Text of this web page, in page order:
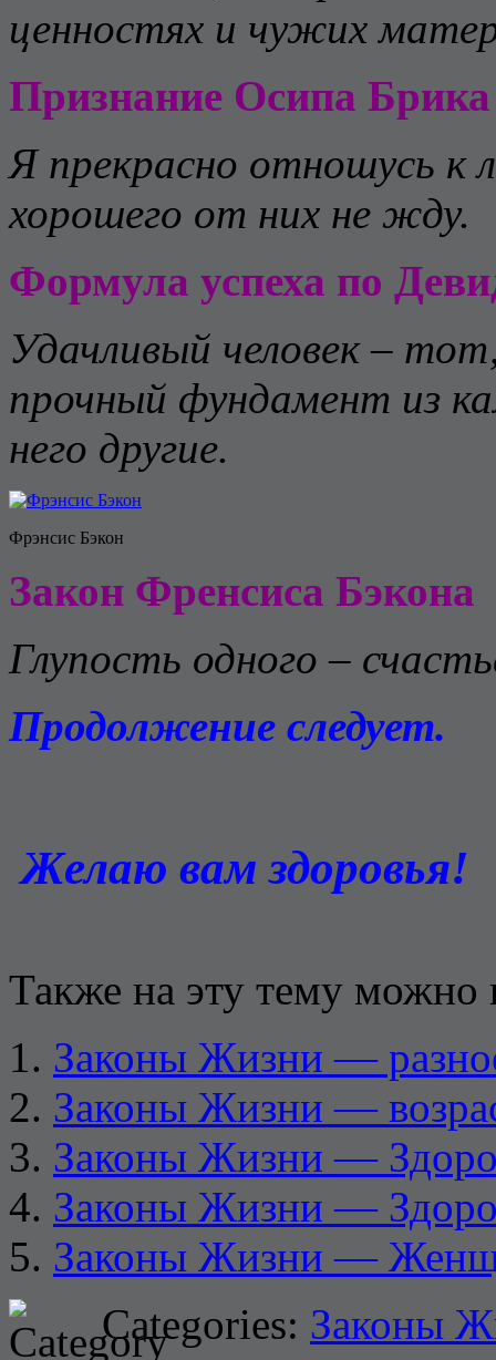
ценностях и чужих
Признание Осипа Брика
Я прекрасно отношусь к
хорошего от них не жду.
Формула успеха по
Удачливый человек –
прочный фундамент из
него другие.
Фрэнсис Бэкон
Закон Френсиса Бэкона
Глупость одного –
Продолжение следует.
Желаю вам здоровья!
Также на эту тему можно
Законы Жизни —
Законы Жизни —
Законы Жизни —
Законы Жизни —
Законы Жизни —
Categories: Законы